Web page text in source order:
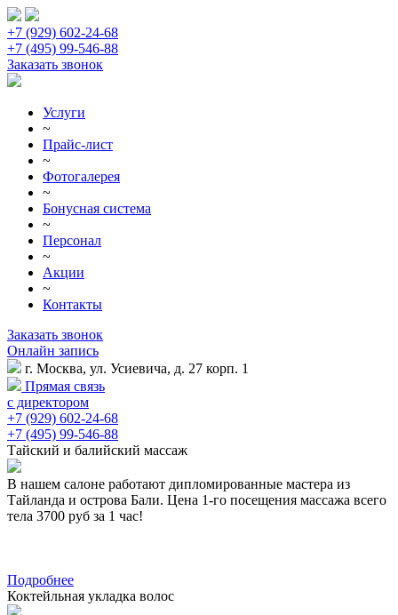
+7 (929) 602-24-68
+7 (495) 99-546-88
Заказать звонок
Услуги
~
Прайс-лист
~
Фотогалерея
~
Бонусная система
~
Персонал
~
Акции
~
Контакты
Заказать звонок
Онлайн запись
г. Москва, ул. Усиевича, д. 27 корп. 1
Прямая связь
с директором
+7 (929) 602-24-68
+7 (495) 99-546-88
Тайский и балийский массаж
В нашем салоне работают дипломированные мастера из
Тайланда и острова Бали. Цена 1-го посещения массажа всего
тела 3700 руб за 1 час!
Подробнее
Коктейльная укладка волос